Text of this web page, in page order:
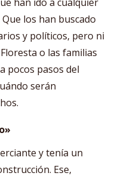
los han buscado
y políticos, pero ni
o las familias
pocos pasos del
serán
y tenía un
Ese,